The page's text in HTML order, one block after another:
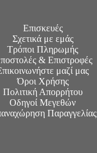
Επισκευές
Σχετικά με εμάς
Τρόποι Πληρωμής
& Επιστροφές
μαζί μας
Όροι Χρήσης
Πολιτική Απορρήτου
Οδηγοί Μεγεθών
Παραγγελίας